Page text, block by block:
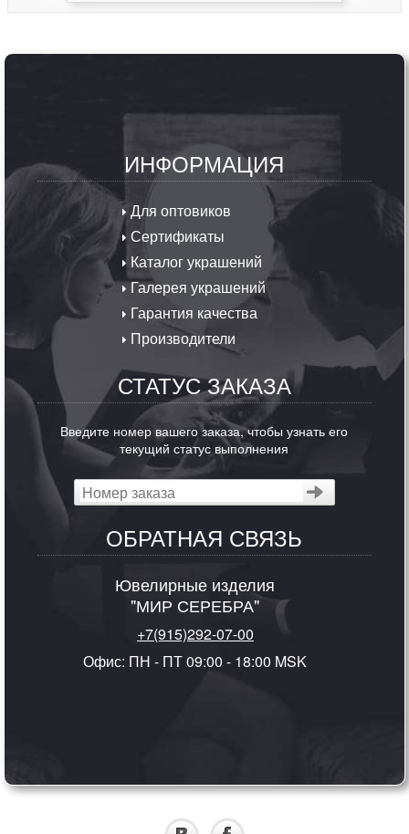
ИНФОРМАЦИЯ
Для оптовиков
Сертификаты
Каталог украшений
Галерея украшений
Гарантия качества
Производители
СТАТУС ЗАКАЗА
Введите номер вашего заказа, чтобы узнать его
текущий статус выполнения
ОБРАТНАЯ СВЯЗЬ
Ювелирные изделия
"МИР СЕРЕБРА"
+7(915)292-07-00
Офис: ПН - ПТ 09:00 - 18:00 MSK